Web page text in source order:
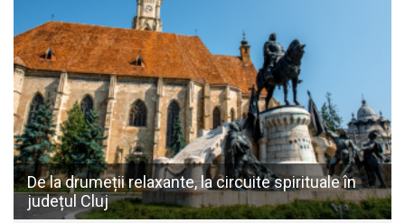
De la drumeții relaxante, la circuite spirituale în
județul Cluj